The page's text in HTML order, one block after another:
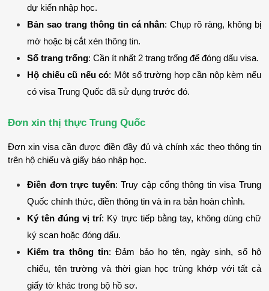
dự kiến nhập học.
Bản sao trang thông tin cá nhân: Chụp rõ ràng, không bị
mờ hoặc bị cắt xén thông tin.
Số trang trống: Cần ít nhất 2 trang trống để đóng dấu visa.
Hộ chiếu cũ nếu có: Một số trường hợp cần nộp kèm nếu
có visa Trung Quốc đã sử dụng trước đó.
Đơn xin thị thực Trung Quốc
Đơn xin visa cần được điền đầy đủ và chính xác theo thông tin
trên hộ chiếu và giấy báo nhập học.
Điền đơn trực tuyến: Truy cập cổng thông tin visa Trung
Quốc chính thức, điền thông tin và in ra bản hoàn chỉnh.
Ký tên đúng vị trí: Ký trực tiếp bằng tay, không dùng chữ
ký scan hoặc đóng dấu.
Kiểm tra thông tin: Đảm bảo họ tên, ngày sinh, số hộ
chiếu, tên trường và thời gian học trùng khớp với tất cả
giấy tờ khác trong bộ hồ sơ.